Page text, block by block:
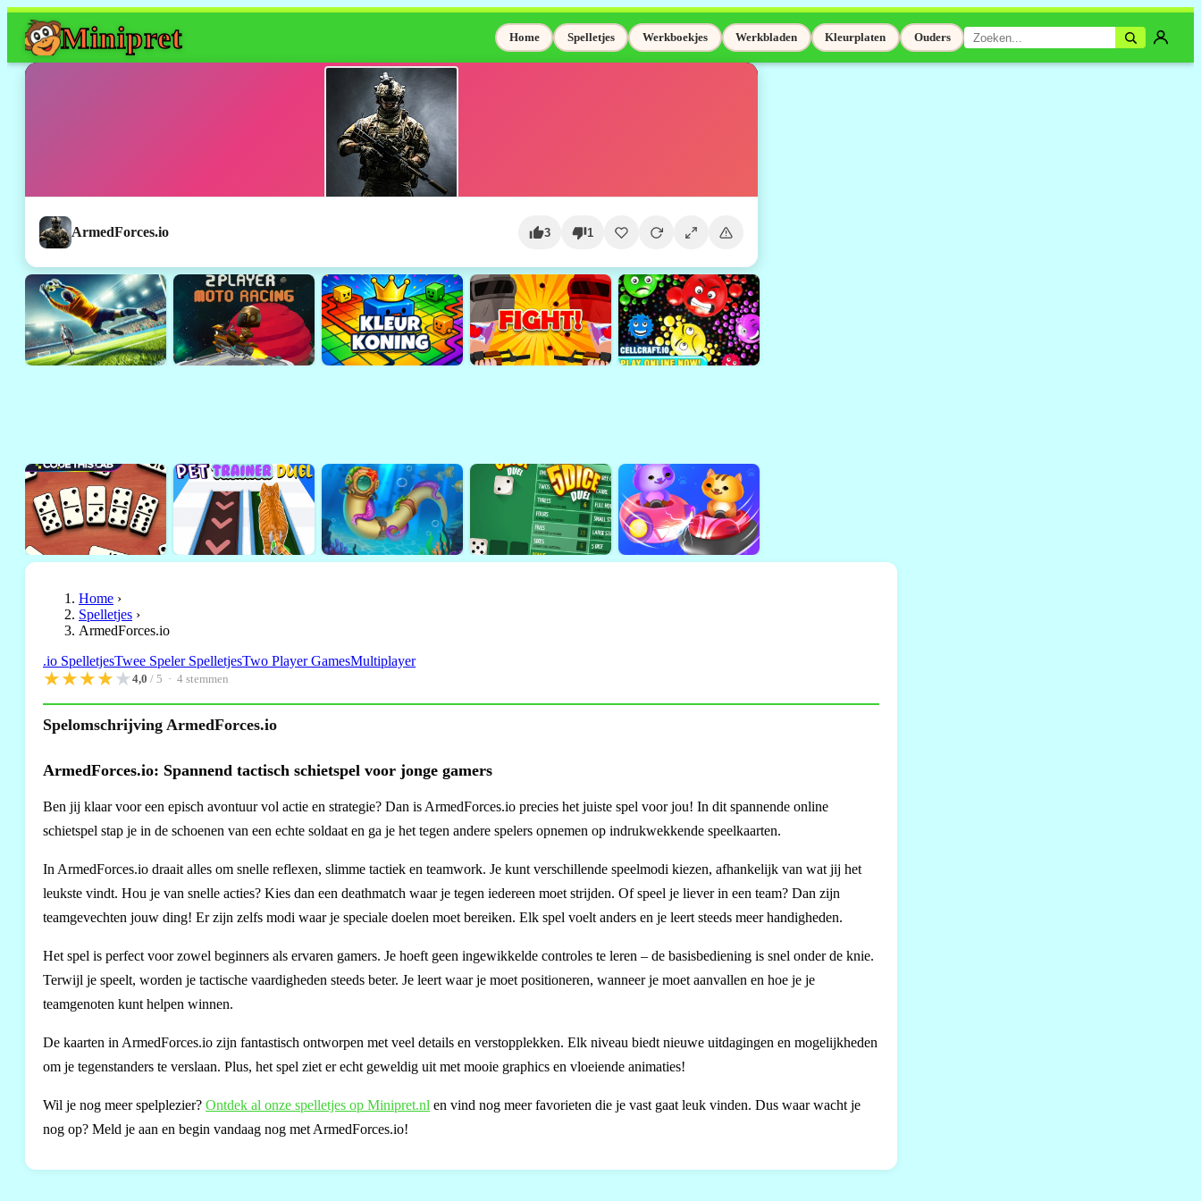
Minipret Home Spelletjes Werkboekjes Werkbladen Kleurplaten Ouders
ArmedForces.io 3 1
Home ›
Spelletjes ›
ArmedForces.io
.io SpelletjesTwee Speler SpelletjesTwo Player GamesMultiplayer
★★★★★4,0 / 5 · 4 stemmen
Spelomschrijving ArmedForces.io
ArmedForces.io: Spannend tactisch schietspel voor jonge gamers
Ben jij klaar voor een episch avontuur vol actie en strategie? Dan is ArmedForces.io precies het juiste spel voor jou! In dit spannende online
schietspel stap je in de schoenen van een echte soldaat en ga je het tegen andere spelers opnemen op indrukwekkende speelkaarten.
In ArmedForces.io draait alles om snelle reflexen, slimme tactiek en teamwork. Je kunt verschillende speelmodi kiezen, afhankelijk van wat jij het
leukste vindt. Hou je van snelle acties? Kies dan een deathmatch waar je tegen iedereen moet strijden. Of speel je liever in een team? Dan zijn
teamgevechten jouw ding! Er zijn zelfs modi waar je speciale doelen moet bereiken. Elk spel voelt anders en je leert steeds meer handigheden.
Het spel is perfect voor zowel beginners als ervaren gamers. Je hoeft geen ingewikkelde controles te leren – de basisbediening is snel onder de knie.
Terwijl je speelt, worden je tactische vaardigheden steeds beter. Je leert waar je moet positioneren, wanneer je moet aanvallen en hoe je je
teamgenoten kunt helpen winnen.
De kaarten in ArmedForces.io zijn fantastisch ontworpen met veel details en verstopplekken. Elk niveau biedt nieuwe uitdagingen en mogelijkheden
om je tegenstanders te verslaan. Plus, het spel ziet er echt geweldig uit met mooie graphics en vloeiende animaties!
Wil je nog meer spelplezier? Ontdek al onze spelletjes op Minipret.nl en vind nog meer favorieten die je vast gaat leuk vinden. Dus waar wacht je
nog op? Meld je aan en begin vandaag nog met ArmedForces.io!